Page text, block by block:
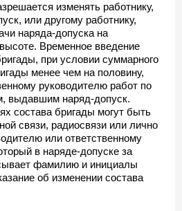
изменять работнику,
или другому работнику,
наряда-допуска на
Временное введение
при условии суммарного
менее чем на половину,
руководителю работ по
выдавшим наряд-допуск.
состава бригады могут быть
связи, радиосвязи или лично
или ответственному
в наряде-допуске за
фамилию и инициалы
об изменении состава